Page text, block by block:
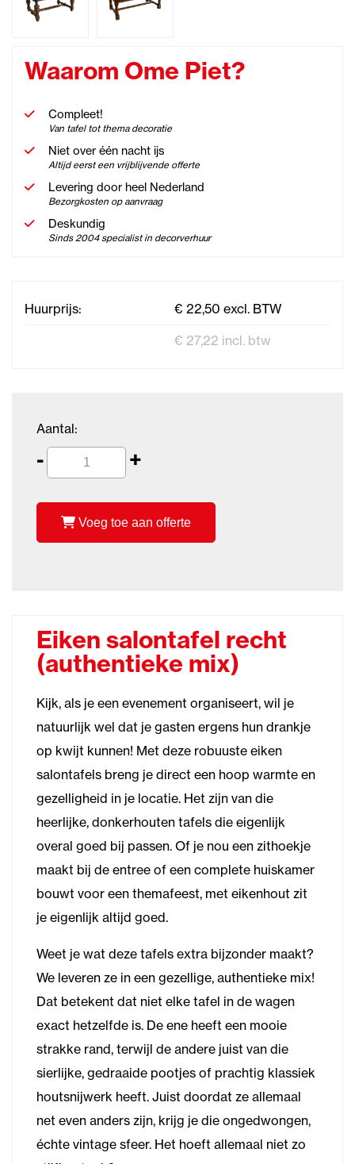
Waarom Ome Piet?
Compleet!
Van tafel tot thema decoratie
Niet over één nacht ijs
Altijd eerst een vrijblijvende offerte
Levering door heel Nederland
Bezorgkosten op aanvraag
Deskundig
Sinds 2004 specialist in decorverhuur
Huurprijs:
€ 22,50 excl. BTW
€ 27,22 incl. btw
Aantal:
- +
Voeg toe aan offerte
Eiken salontafel recht
(authentieke mix)
Kijk, als je een evenement organiseert, wil je
natuurlijk wel dat je gasten ergens hun drankje
op kwijt kunnen! Met deze robuuste eiken
salontafels breng je direct een hoop warmte en
gezelligheid in je locatie. Het zijn van die
heerlijke, donkerhouten tafels die eigenlijk
overal goed bij passen. Of je nou een zithoekje
maakt bij de entree of een complete huiskamer
bouwt voor een themafeest, met eikenhout zit
je eigenlijk altijd goed.
Weet je wat deze tafels extra bijzonder maakt?
We leveren ze in een gezellige, authentieke mix!
Dat betekent dat niet elke tafel in de wagen
exact hetzelfde is. De ene heeft een mooie
strakke rand, terwijl de andere juist van die
sierlijke, gedraaide pootjes of prachtig klassiek
houtsnijwerk heeft. Juist doordat ze allemaal
net even anders zijn, krijg je die ongedwongen,
échte vintage sfeer. Het hoeft allemaal niet zo